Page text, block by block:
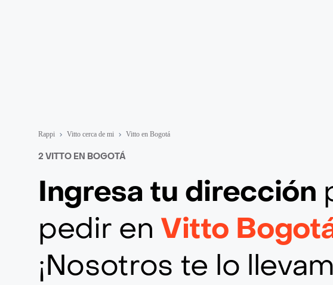
Rappi Vitto cerca de mi Vitto en Bogotá
2 VITTO EN BOGOTÁ
Ingresa tu dirección
pedir en Vitto
¡Nosotros te lo